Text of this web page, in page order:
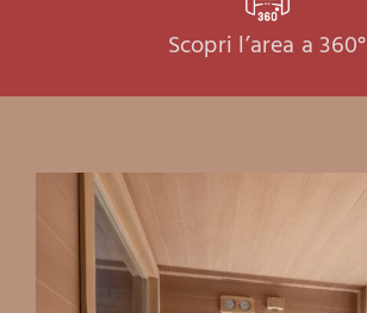
Scopri l’area a 360°